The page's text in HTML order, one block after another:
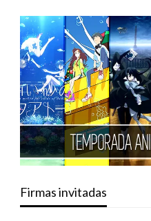
Firmas invitadas